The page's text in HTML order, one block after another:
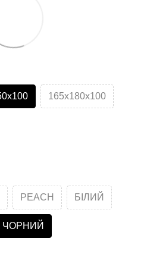
165х180х100
PEACH БІЛИЙ
ЧОРНИЙ